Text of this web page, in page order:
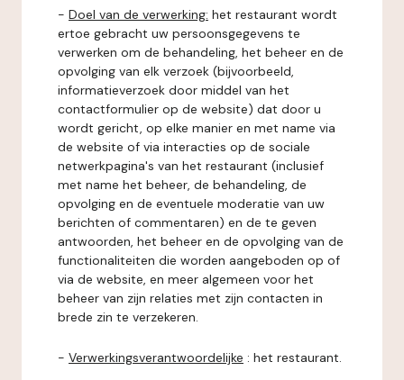
- Doel van de verwerking: het restaurant wordt
ertoe gebracht uw persoonsgegevens te
verwerken om de behandeling, het beheer en de
opvolging van elk verzoek (bijvoorbeeld,
informatieverzoek door middel van het
contactformulier op de website) dat door u
wordt gericht, op elke manier en met name via
de website of via interacties op de sociale
netwerkpagina's van het restaurant (inclusief
met name het beheer, de behandeling, de
opvolging en de eventuele moderatie van uw
berichten of commentaren) en de te geven
antwoorden, het beheer en de opvolging van de
functionaliteiten die worden aangeboden op of
via de website, en meer algemeen voor het
beheer van zijn relaties met zijn contacten in
brede zin te verzekeren.
- Verwerkingsverantwoordelijke : het restaurant.